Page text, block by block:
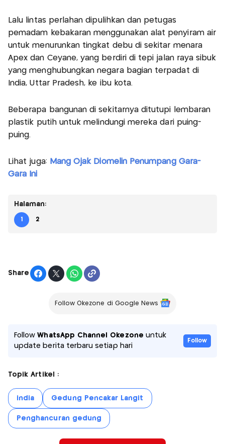
Lalu lintas perlahan dipulihkan dan petugas
pemadam kebakaran menggunakan alat penyiram air
untuk menurunkan tingkat debu di sekitar menara
Apex dan Ceyane, yang berdiri di tepi jalan raya sibuk
yang menghubungkan negara bagian terpadat di
India, Uttar Pradesh, ke ibu kota.
Beberapa bangunan di sekitarnya ditutupi lembaran
plastik putih untuk melindungi mereka dari puing-
puing.
Lihat juga: Mang Ojak Diomelin Penumpang Gara-
Gara Ini
Halaman:
1 2
Share
Follow Okezone di Google News
FollowWhatsApp Channel Okezone untuk
update berita terbaru setiap hari
Follow
Topik Artikel :
india Gedung Pencakar Langit
Penghancuran gedung